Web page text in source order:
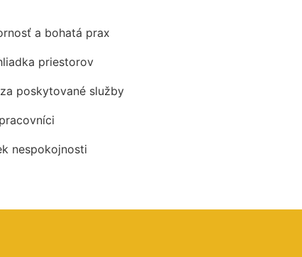
a bohatá prax
priestorov
poskytované služby
nespokojnosti